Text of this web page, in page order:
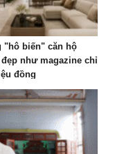
"hô biến" căn hộ
như magazine chỉ
đồng